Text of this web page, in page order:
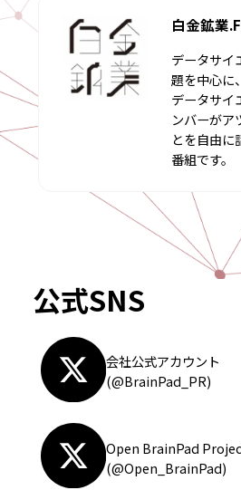
白金鉱業
データサイ
題を中心に
データサイ
ンバーがア
とを自由に
番組です。
公式SNS
会社公式アカウント
(@BrainPad_PR)
Open BrainPad
(@Open_BrainPad)